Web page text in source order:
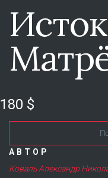
180 $
АВТОР
Коваль Александр